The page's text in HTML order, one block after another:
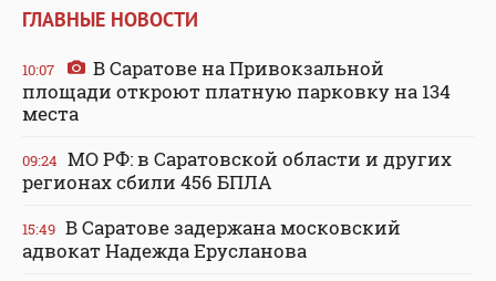
ГЛАВНЫЕ НОВОСТИ
10:07
В Саратове на Привокзальной
площади откроют платную парковку на 134
места
09:24 МО РФ: в Саратовской области и других
регионах сбили 456 БПЛА
15:49 В Саратове задержана московский
адвокат Надежда Ерусланова